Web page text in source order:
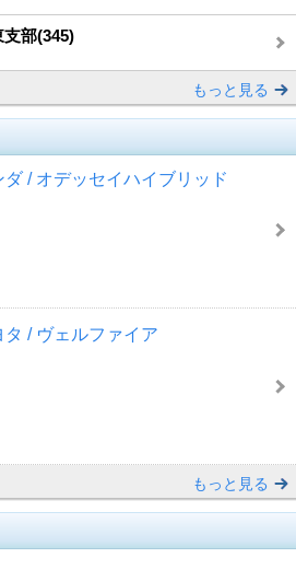
部(345)
もっと見る
ダ / オデッセイハイブリッド
タ / ヴェルファイア
もっと見る